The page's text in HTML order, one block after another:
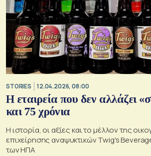
STORIES 12.04.2026, 08:00
Η εταιρεία που δεν αλλάζει
και 75 χρόνια
Η ιστορία, οι αξίες και το μέλλον της
επιχείρησης αναψυκτικών Twig's
των ΗΠΑ